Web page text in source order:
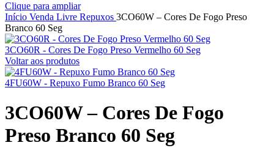
Clique para ampliar
Início Venda Livre Repuxos 3CO60W – Cores De Fogo Preso
Branco 60 Seg
3CO60R - Cores De Fogo Preso Vermelho 60 Seg
Voltar aos produtos
4FU60W - Repuxo Fumo Branco 60 Seg
3CO60W – Cores De Fogo
Preso Branco 60 Seg